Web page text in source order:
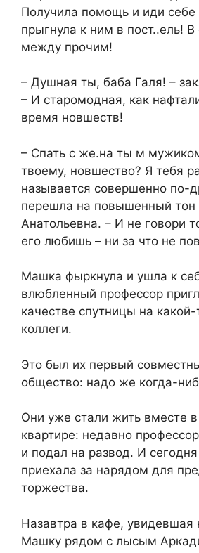
Получила помощь и иди
прыгнула к ним в пост..ель!
между прочим!
– Душная ты, баба Галя! –
– И старомодная, как
время новшеств!
– Спать с же.на ты м
твоему, новшество? Я тебя
называется совершенно по-
перешла на повышенный тон
Анатольевна. – И не говори
его любишь – ни за что не
Машка фыркнула и ушла к
влюбленный профессор
качестве спутницы на
коллеги.
Это был их первый
общество: надо же когда-
Они уже стали жить вместе в
квартире: недавно
и подал на развод. И
приехала за нарядом для
торжества.
Назавтра в кафе, увидевшая
Машку рядом с лысым